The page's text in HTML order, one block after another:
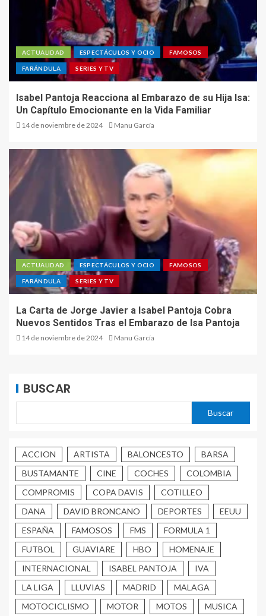
ACTUALIDAD ESPECTÁCULOS Y OCIO FAMOSOS
FARÁNDULA SERIES Y TV
Isabel Pantoja Reacciona al Embarazo de su Hija Isa:
Un Capítulo Emocionante en la Vida Familiar
14 de noviembre de 2024 Manu García
ACTUALIDAD ESPECTÁCULOS Y OCIO FAMOSOS
FARÁNDULA SERIES Y TV
La Carta de Jorge Javier a Isabel Pantoja Cobra
Nuevos Sentidos Tras el Embarazo de Isa Pantoja
14 de noviembre de 2024 Manu García
BUSCAR
Buscar
ACCION ARTISTA BALONCESTO
BARSA
BUSTAMANTE
CINE COCHES
COLOMBIA
COMPROMIS
COPA DAVIS
COTILLEO
DANA
DAVID BRONCANO DEPORTES
EEUU
ESPAÑA
FAMOSOS FMS
FORMULA 1
FUTBOL
GUAVIARE HBO
HOMENAJE
INTERNACIONAL
ISABEL PANTOJA
IVA
LA LIGA
LLUVIAS MADRID
MALAGA
MOTOCICLISMO
MOTOR MOTOS MUSICA